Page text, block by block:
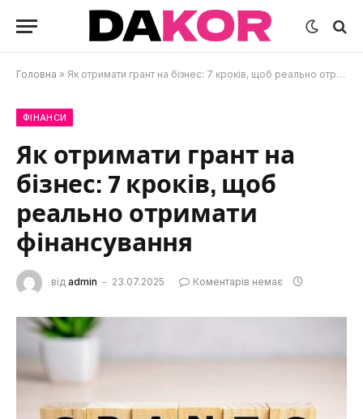
Головна » Як отримати грант на бізнес: 7 кроків, щоб реально отримати фінансування
ФІНАНСИ
Як отримати грант на
бізнес: 7 кроків, щоб
реально отримати
фінансування
від admin 23.07.2025 Коментарів немає